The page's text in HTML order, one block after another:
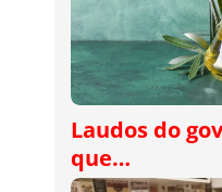
Laudos do
que…